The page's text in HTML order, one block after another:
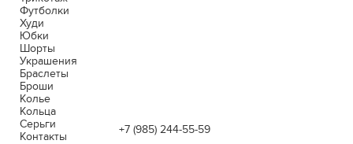
+7 (985) 244-55-59
Футболки
Худи
Юбки
Шорты
Украшения
Браслеты
Броши
Колье
Кольца
Серьги
Контакты